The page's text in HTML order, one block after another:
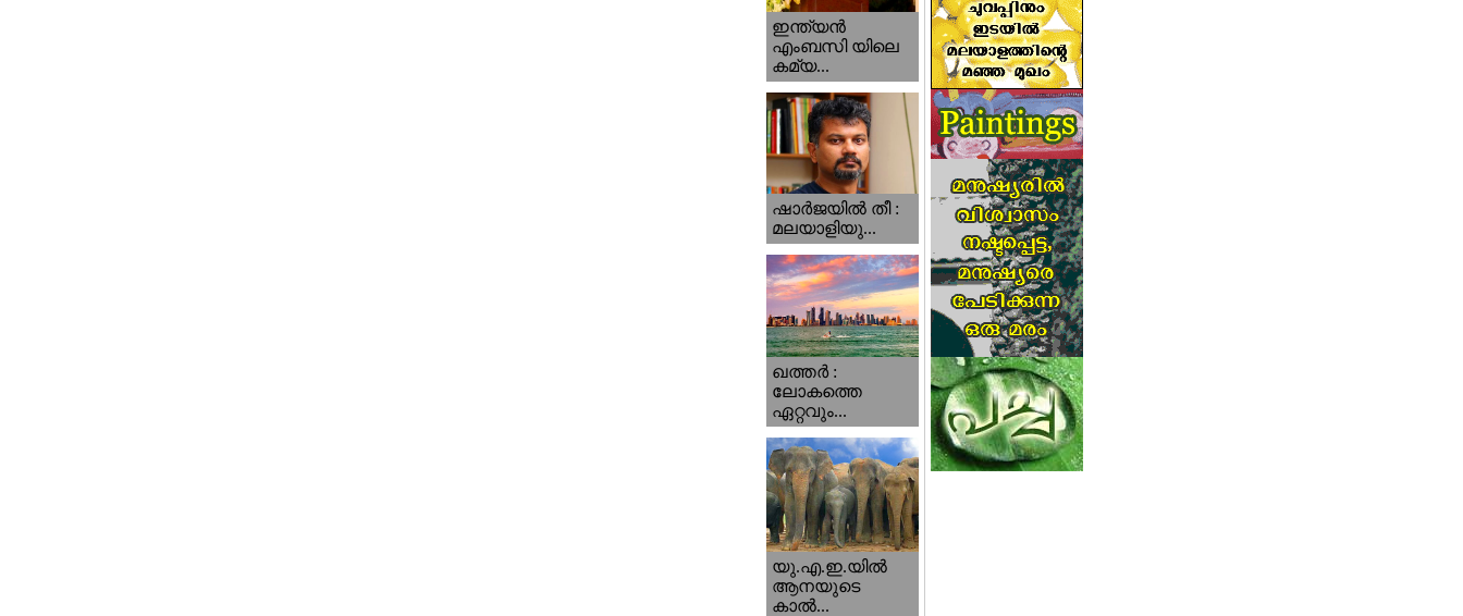
ഇന്ത്യന്‍
എംബസി യിലെ
കമ്യ...
ഷാര്‍ജയില്‍ തീ :
മലയാളിയു...
ഖത്തര്‍ :
ലോകത്തെ
ഏറ്റവും...
യു.എ.ഇ.യില്‍
ആനയുടെ
കാല്‍...